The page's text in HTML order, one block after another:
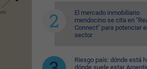
El mercado inmobiliario
mendocino se cita en
Connect" para potenciar el
sector
Riesgo país: dónde está
dónde suele estar